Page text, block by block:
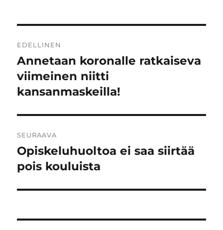
selaus
EDELLINEN
Edellinen
artikkeli:
Annetaan koronalle ratkaiseva
viimeinen niitti
kansanmaskeilla!
SEURAAVA
Seuraava
artikkeli:
Opiskeluhuoltoa ei saa siirtää
pois kouluista